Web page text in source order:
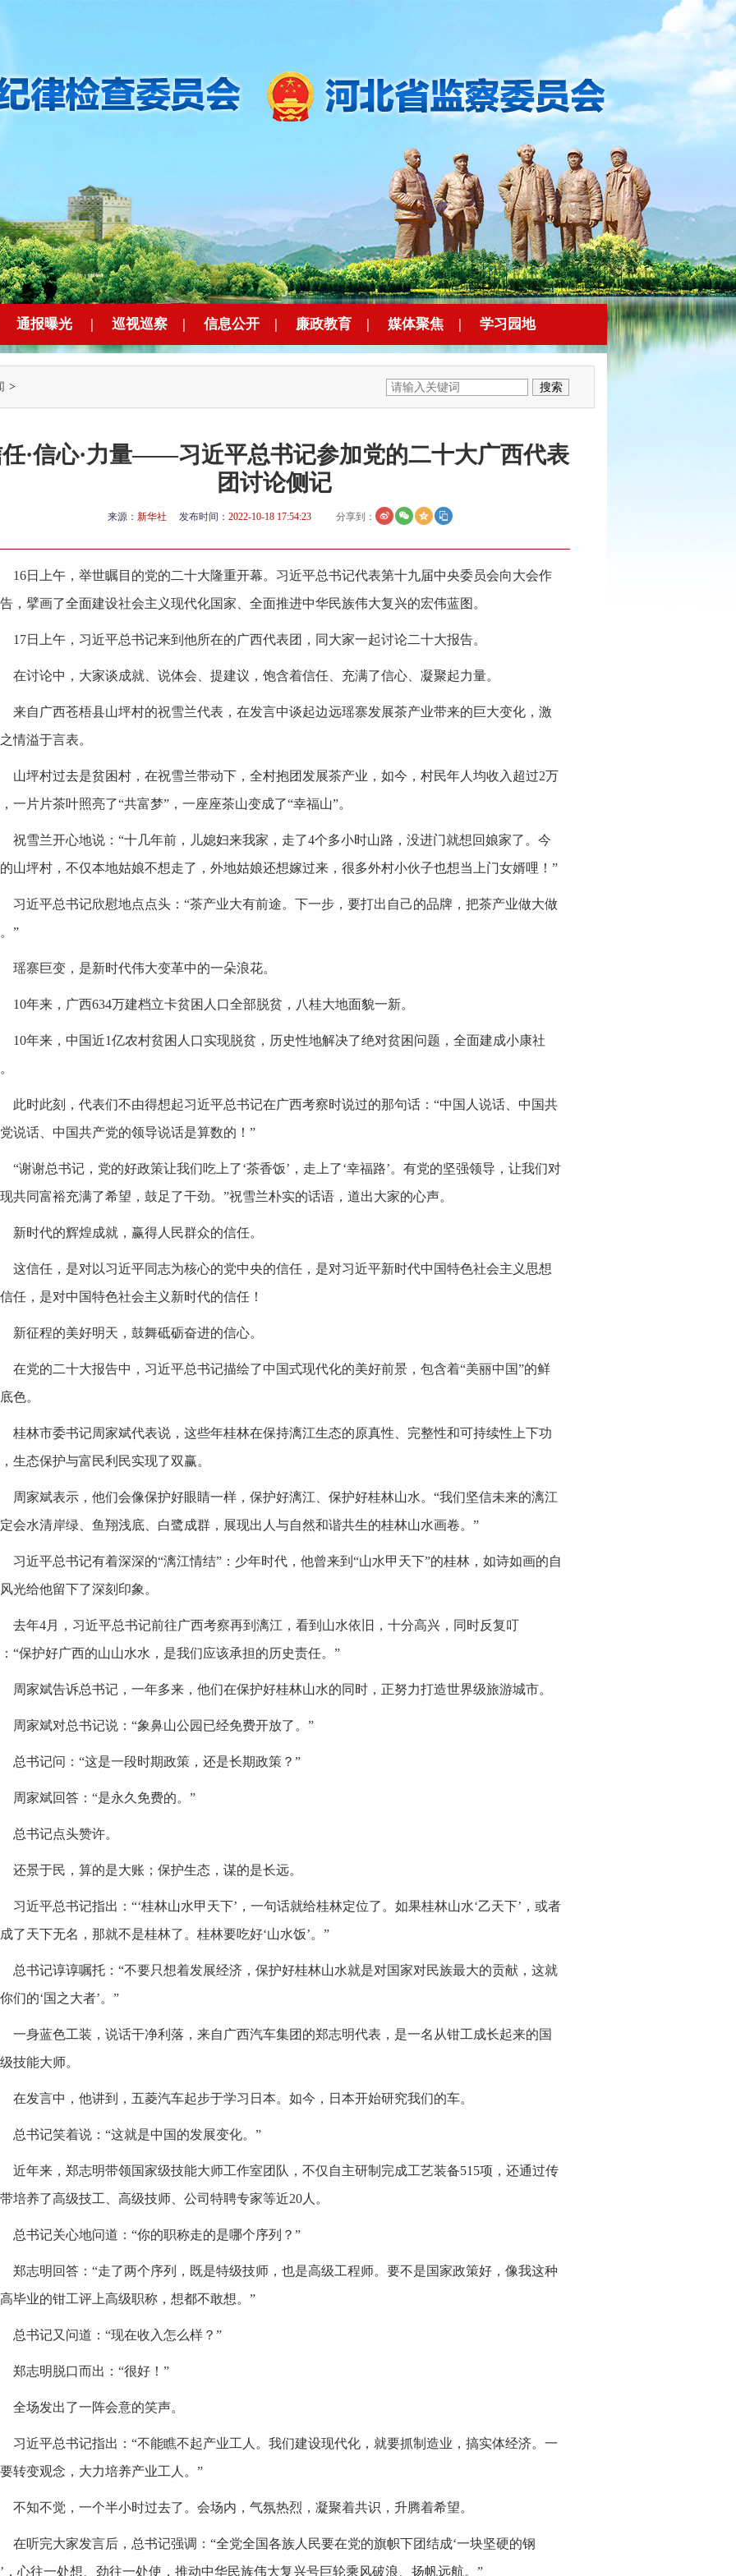
通报曝光 | 巡视巡察 | 信息公开 | 廉政教育 | 媒体聚焦 | 学习园地
>
·信心·力量——习近平总书记参加党的二十大广西代表
团讨论侧记
来源： 新华社 发布时间： 2022-10-18 17:54:23 分享到：
16日上午，举世瞩目的党的二十大隆重开幕。习近平总书记代表第十九届中央委员会向大会作
，擘画了全面建设社会主义现代化国家、全面推进中华民族伟大复兴的宏伟蓝图。
17日上午，习近平总书记来到他所在的广西代表团，同大家一起讨论二十大报告。
在讨论中，大家谈成就、说体会、提建议，饱含着信任、充满了信心、凝聚起力量。
来自广西苍梧县山坪村的祝雪兰代表，在发言中谈起边远瑶寨发展茶产业带来的巨大变化，激
情溢于言表。
山坪村过去是贫困村，在祝雪兰带动下，全村抱团发展茶产业，如今，村民年人均收入超过2万
一片片茶叶照亮了“共富梦”，一座座茶山变成了“幸福山”。
祝雪兰开心地说：“十几年前，儿媳妇来我家，走了4个多小时山路，没进门就想回娘家了。今
山坪村，不仅本地姑娘不想走了，外地姑娘还想嫁过来，很多外村小伙子也想当上门女婿哩！”
习近平总书记欣慰地点点头：“茶产业大有前途。下一步，要打出自己的品牌，把茶产业做大做
”
瑶寨巨变，是新时代伟大变革中的一朵浪花。
10年来，广西634万建档立卡贫困人口全部脱贫，八桂大地面貌一新。
10年来，中国近1亿农村贫困人口实现脱贫，历史性地解决了绝对贫困问题，全面建成小康社
此时此刻，代表们不由得想起习近平总书记在广西考察时说过的那句话：“中国人说话、中国共
说话、中国共产党的领导说话是算数的！”
“谢谢总书记，党的好政策让我们吃上了‘茶香饭’，走上了‘幸福路’。有党的坚强领导，让我们对
共同富裕充满了希望，鼓足了干劲。”祝雪兰朴实的话语，道出大家的心声。
新时代的辉煌成就，赢得人民群众的信任。
这信任，是对以习近平同志为核心的党中央的信任，是对习近平新时代中国特色社会主义思想
任，是对中国特色社会主义新时代的信任！
新征程的美好明天，鼓舞砥砺奋进的信心。
在党的二十大报告中，习近平总书记描绘了中国式现代化的美好前景，包含着“美丽中国”的鲜
色。
桂林市委书记周家斌代表说，这些年桂林在保持漓江生态的原真性、完整性和可持续性上下功
生态保护与富民利民实现了双赢。
周家斌表示，他们会像保护好眼睛一样，保护好漓江、保护好桂林山水。“我们坚信未来的漓江
会水清岸绿、鱼翔浅底、白鹭成群，展现出人与自然和谐共生的桂林山水画卷。”
习近平总书记有着深深的“漓江情结”：少年时代，他曾来到“山水甲天下”的桂林，如诗如画的自
光给他留下了深刻印象。
去年4月，习近平总书记前往广西考察再到漓江，看到山水依旧，十分高兴，同时反复叮
“保护好广西的山山水水，是我们应该承担的历史责任。”
周家斌告诉总书记，一年多来，他们在保护好桂林山水的同时，正努力打造世界级旅游城市。
周家斌对总书记说：“象鼻山公园已经免费开放了。”
总书记问：“这是一段时期政策，还是长期政策？”
周家斌回答：“是永久免费的。”
总书记点头赞许。
还景于民，算的是大账；保护生态，谋的是长远。
习近平总书记指出：“‘桂林山水甲天下’，一句话就给桂林定位了。如果桂林山水‘乙天下’，或者
了天下无名，那就不是桂林了。桂林要吃好‘山水饭’。”
总书记谆谆嘱托：“不要只想着发展经济，保护好桂林山水就是对国家对民族最大的贡献，这就
们的‘国之大者’。”
一身蓝色工装，说话干净利落，来自广西汽车集团的郑志明代表，是一名从钳工成长起来的国
技能大师。
在发言中，他讲到，五菱汽车起步于学习日本。如今，日本开始研究我们的车。
总书记笑着说：“这就是中国的发展变化。”
近年来，郑志明带领国家级技能大师工作室团队，不仅自主研制完成工艺装备515项，还通过传
培养了高级技工、高级技师、公司特聘专家等近20人。
总书记关心地问道：“你的职称走的是哪个序列？”
郑志明回答：“走了两个序列，既是特级技师，也是高级工程师。要不是国家政策好，像我这种
毕业的钳工评上高级职称，想都不敢想。”
总书记又问道：“现在收入怎么样？”
郑志明脱口而出：“很好！”
全场发出了一阵会意的笑声。
习近平总书记指出：“不能瞧不起产业工人。我们建设现代化，就要抓制造业，搞实体经济。一
转变观念，大力培养产业工人。”
不知不觉，一个半小时过去了。会场内，气氛热烈，凝聚着共识，升腾着希望。
在听完大家发言后，总书记强调：“全党全国各族人民要在党的旗帜下团结成‘一块坚硬的钢
，心往一处想、劲往一处使，推动中华民族伟大复兴号巨轮乘风破浪、扬帆远航。”